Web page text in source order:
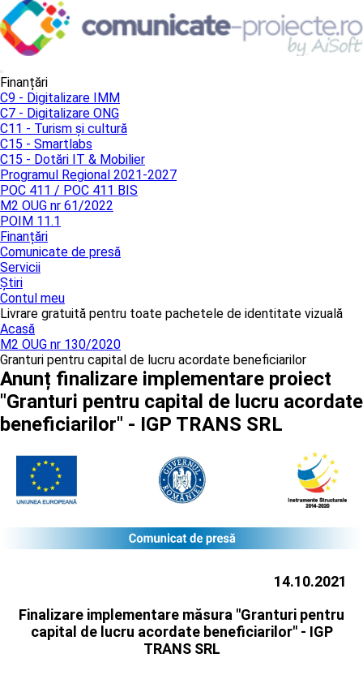
Finanțări
C9 - Digitalizare IMM
C7 - Digitalizare ONG
C11 - Turism și cultură
C15 - Smartlabs
C15 - Dotări IT & Mobilier
Programul Regional 2021-2027
POC 411 / POC 411 BIS
M2 OUG nr 61/2022
POIM 11.1
Finanțări
Comunicate de presă
Servicii
Știri
Contul meu
Livrare gratuită pentru toate pachetele de identitate vizuală
Acasă
M2 OUG nr 130/2020
Granturi pentru capital de lucru acordate beneficiarilor
Anunț finalizare implementare proiect
"Granturi pentru capital de lucru acordate
beneficiarilor" - IGP TRANS SRL
14.10.2021
Finalizare implementare măsura "Granturi pentru
capital de lucru acordate beneficiarilor" - IGP
TRANS SRL